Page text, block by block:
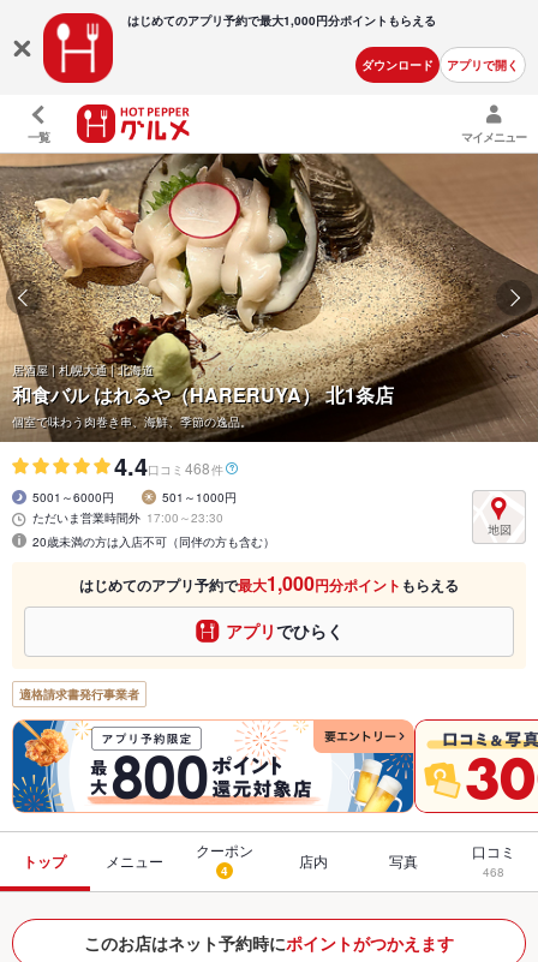
はじめてのアプリ予約で最大1,000円分ポイントもらえる
ダウンロード アプリで開く
一覧 マイメニュー
居酒屋 | 札幌大通 | 北海道
和食バル はれるや（HARERUYA） 北1条店
個室で味わう肉巻き串、海鮮、季節の逸品。
4.4口コミ 468件
5001～6000円
501～1000円
ただいま営業時間外 17:00～23:30
20歳未満の方は入店不可（同伴の方も含む）
はじめてのアプリ予約で最大1,000円分ポイント もらえる
アプリでひらく
適格請求書発行事業者
トップ メニュー
クーポン
4 店内 写真 口コミ
468
このお店はネット予約時にポイントがつかえます